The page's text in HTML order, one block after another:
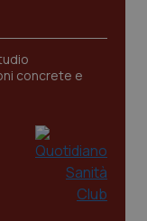
concrete e